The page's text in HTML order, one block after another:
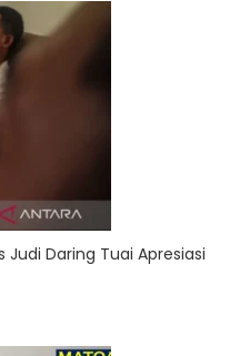
Daring Tuai Apresiasi